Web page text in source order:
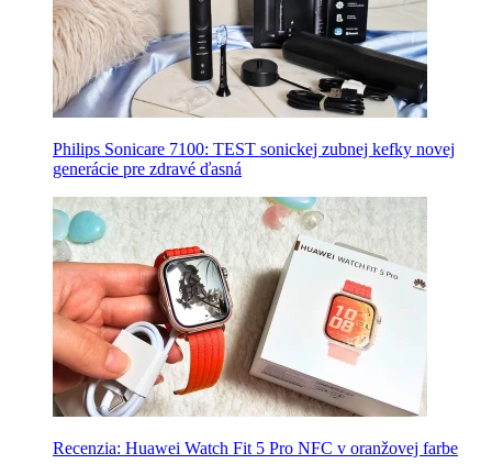
Philips Sonicare 7100: TEST sonickej zubnej kefky novej
generácie pre zdravé ďasná
Recenzia: Huawei Watch Fit 5 Pro NFC v oranžovej farbe